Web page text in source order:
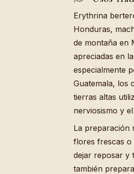
Erythrina
Honduras,
de montaña en
apreciadas en
especialmente
Guatemala, los
tierras altas
nerviosismo y
La preparación
flores frescas o
dejar reposar y
también